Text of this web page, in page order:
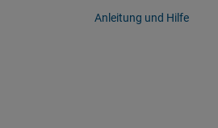
Anleitung und Hilfe